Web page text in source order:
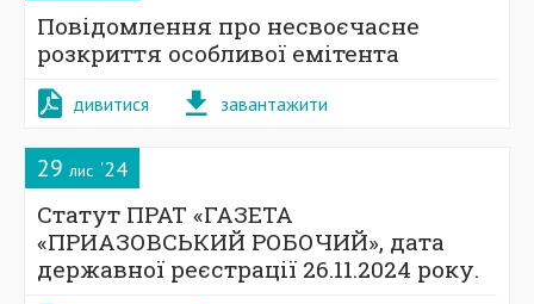
Повідомлення про несвоєчасне
розкриття особливої емітента
дивитися завантажити
29 лис '24
Статут ПРАТ «ГАЗЕТА
«ПРИАЗОВСЬКИЙ РОБОЧИЙ», дата
державної реєстрації 26.11.2024 року.